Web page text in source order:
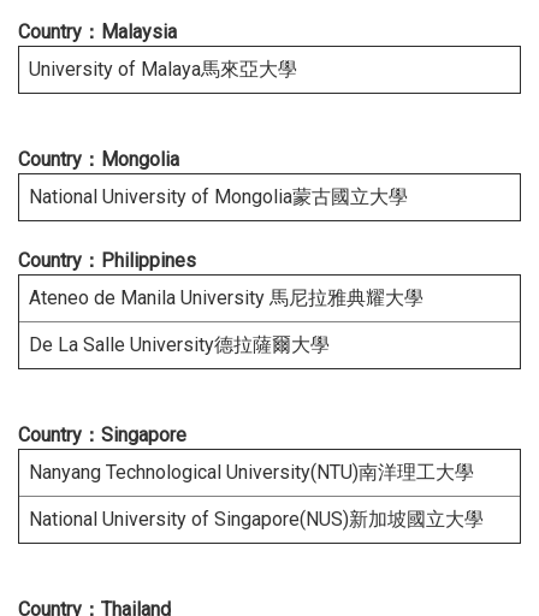
Country：Malaysia
University of Malaya馬來亞大學
Country：Mongolia
National University of Mongolia蒙古國立大學
Country：Philippines
Ateneo de Manila University 馬尼拉雅典耀大學
De La Salle University德拉薩爾大學
Country：Singapore
Nanyang Technological University(NTU)南洋理工大學
National University of Singapore(NUS)新加坡國立大學
Country：Thailand